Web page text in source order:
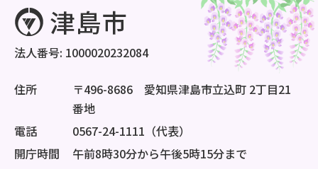
法人番号: 1000020232084
住所
〒496-8686 愛知県津島市立込町 2丁目21
番地
電話
0567-24-1111（代表）
開庁時間
午前8時30分から午後5時15分まで